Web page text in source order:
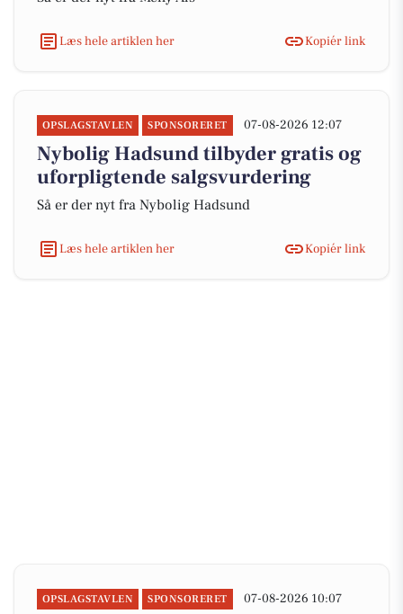
Læs hele artiklen her Kopiér link
OPSLAGSTAVLEN SPONSORERET 07-08-2026 12:07
Nybolig Hadsund tilbyder gratis og
uforpligtende salgsvurdering
Så er der nyt fra Nybolig Hadsund
Læs hele artiklen her Kopiér link
OPSLAGSTAVLEN SPONSORERET 07-08-2026 10:07